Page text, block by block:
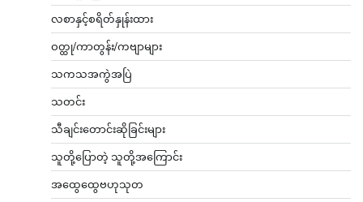
လစာနှင့်စရိတ်နှုန်းထား
ဝတ္ထု/ကာတွန်း/ကဗျာများ
သကသအကွဲအပြဲ
သတင်း
သီချင်းတောင်းဆိုခြင်းများ
သူတို့ပြောတဲ့ သူတို့အကြောင်း
အထွေထွေဗဟုသုတ